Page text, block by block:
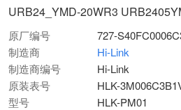
URB24_YMD-20WR3
原厂编号
727-
制造商
Hi-Link
制造商编号
Hi-Link
原装表号
HLK-
型号
HLK-PM01